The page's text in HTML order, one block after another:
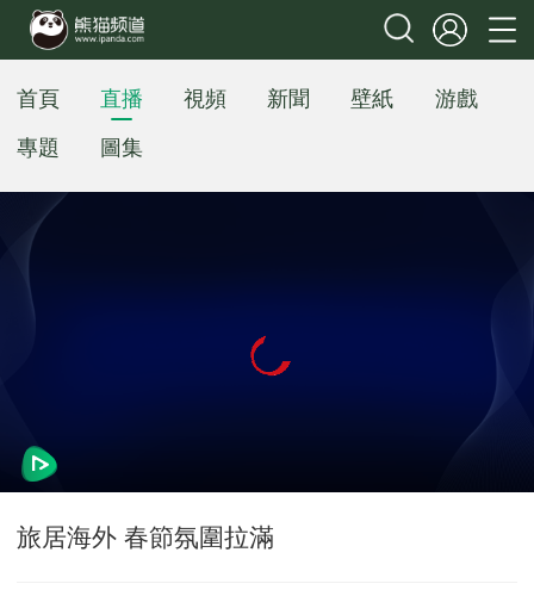
首頁 直播 視頻 新聞 壁紙
游戲
專題
圖集
旅居海外 春節氛圍拉滿